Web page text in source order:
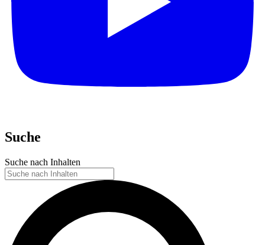
Suche
Suche nach Inhalten